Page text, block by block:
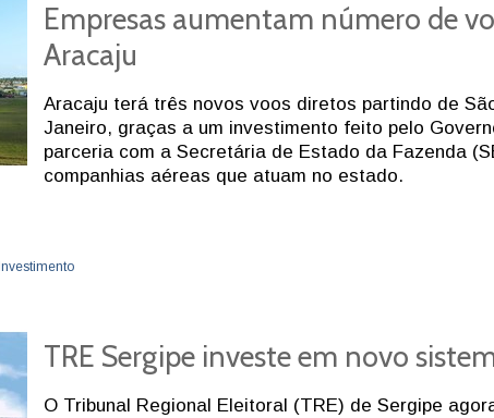
Empresas aumentam número de
Aracaju
Aracaju terá três novos voos diretos partindo de
Janeiro, graças a um investimento feito pelo
parceria com a Secretária de Estado da Fazenda
companhias aéreas que atuam no estado.
Investimento
TRE Sergipe investe em novo
O Tribunal Regional Eleitoral (TRE) de Sergipe